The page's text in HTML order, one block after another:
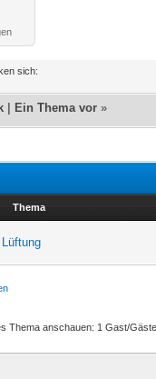
sich:
Ein Thema vor »
Thema
Thema anschauen: 1 Gast/Gäste